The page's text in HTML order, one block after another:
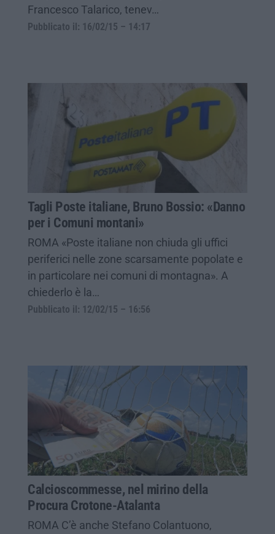
Francesco Talarico, tenev…
Pubblicato il: 16/02/15 – 14:17
Tagli Poste italiane, Bruno Bossio: «Danno
per i Comuni montani»
ROMA «Poste italiane non chiuda gli uffici
periferici nelle zone scarsamente popolate e
in particolare nei comuni di montagna». A
chiederlo è la…
Pubblicato il: 12/02/15 – 16:56
Calcioscommesse, nel mirino della
Procura Crotone-Atalanta
ROMA C’è anche Stefano Colantuono,